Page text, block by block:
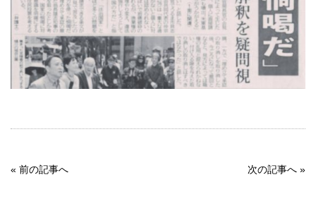
« 前の記事へ 次の記事へ »